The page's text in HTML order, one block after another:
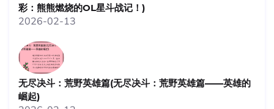
彩：熊熊燃烧的OL星斗战记！)
2026-02-13
无尽决斗：荒野英雄篇(无尽决斗：荒野英雄篇——英雄的
崛起)